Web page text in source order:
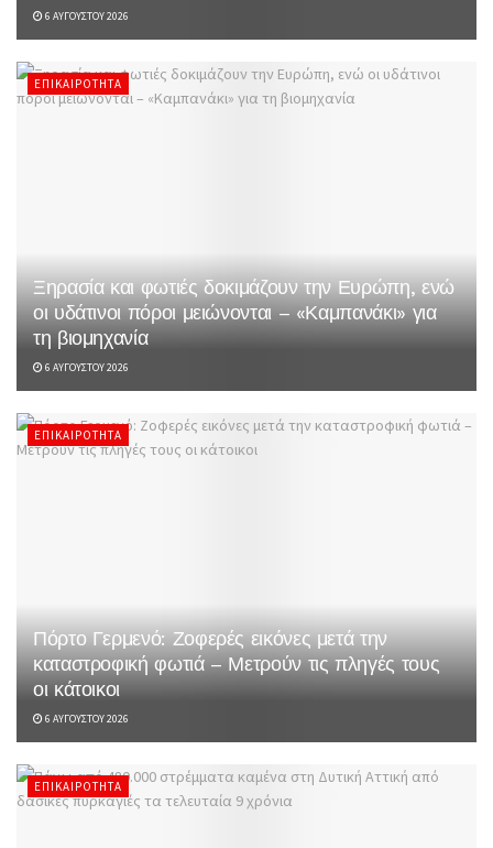
6 ΑΥΓΟΎΣΤΟΥ 2026
ΕΠΙΚΑΙΡΌΤΗΤΑ
Ξηρασία και φωτιές δοκιμάζουν την Ευρώπη, ενώ
οι υδάτινοι πόροι μειώνονται – «Καμπανάκι» για
τη βιομηχανία
6 ΑΥΓΟΎΣΤΟΥ 2026
ΕΠΙΚΑΙΡΌΤΗΤΑ
Πόρτο Γερμενό: Ζοφερές εικόνες μετά την
καταστροφική φωτιά – Μετρούν τις πληγές τους
οι κάτοικοι
6 ΑΥΓΟΎΣΤΟΥ 2026
ΕΠΙΚΑΙΡΌΤΗΤΑ